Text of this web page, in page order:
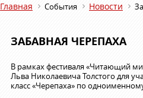
Главная События Новости
ЗАБАВНАЯ ЧЕРЕПАХА
В рамках фестиваля «Читающий
Льва Николаевича Толстого для
класс «Черепаха» по